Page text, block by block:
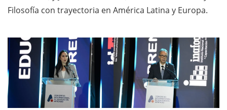
Filosofía con trayectoria en América Latina y Europa.